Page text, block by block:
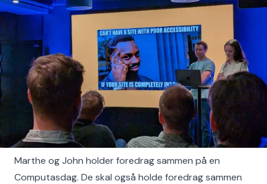
Marthe og John holder foredrag sammen på en
Computasdag. De skal også holde foredrag sammen